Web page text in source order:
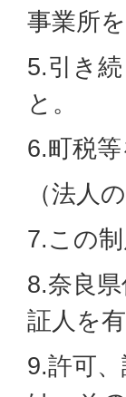
事業所
5.引き
と。
6.町税
（法人
7.この
8.奈良
証人を
9.許可